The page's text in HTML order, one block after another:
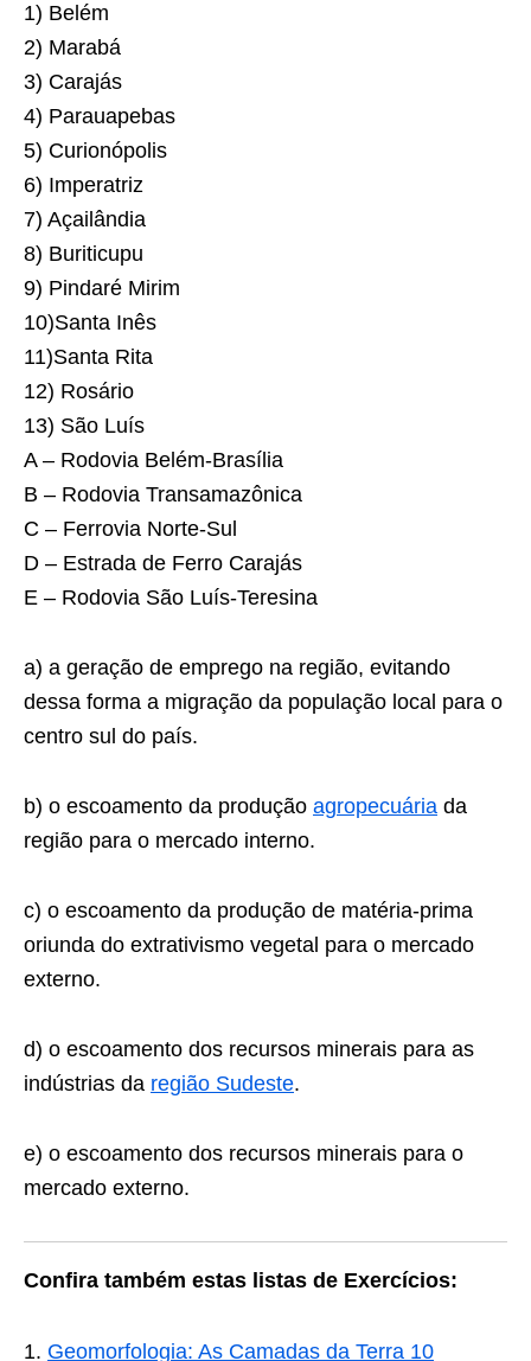
1) Belém
2) Marabá
3) Carajás
4) Parauapebas
5) Curionópolis
6) Imperatriz
7) Açailândia
8) Buriticupu
9) Pindaré Mirim
10)Santa Inês
11)Santa Rita
12) Rosário
13) São Luís
A – Rodovia Belém-Brasília
B – Rodovia Transamazônica
C – Ferrovia Norte-Sul
D – Estrada de Ferro Carajás
E – Rodovia São Luís-Teresina
a) a geração de emprego na região, evitando
dessa forma a migração da população local para o
centro sul do país.
b) o escoamento da produção agropecuária da
região para o mercado interno.
c) o escoamento da produção de matéria-prima
oriunda do extrativismo vegetal para o mercado
externo.
d) o escoamento dos recursos minerais para as
indústrias da região Sudeste.
e) o escoamento dos recursos minerais para o
mercado externo.
Confira também estas listas de Exercícios:
Geomorfologia: As Camadas da Terra 10